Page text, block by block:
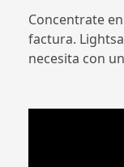
Concentrate
factura.
necesita con